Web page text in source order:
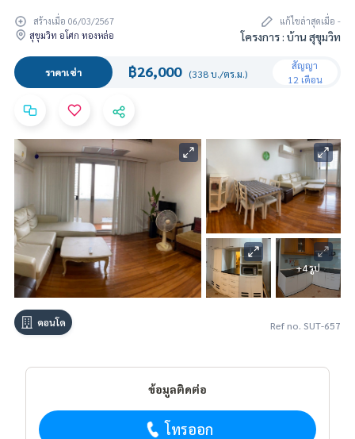
สร้างเมื่อ 06/03/2567
แก้ไขล่าสุดเมื่อ -
สุขุมวิท อโศก ทองหล่อ
โครงการ : บ้าน สุขุมวิท
ราคาเช่า ฿26,000 (338 บ./ตร.ม.)
สัญญา
12 เดือน
+4 รูป
คอนโด Ref no. SUT-657
ข้อมูลติดต่อ
โทรออก